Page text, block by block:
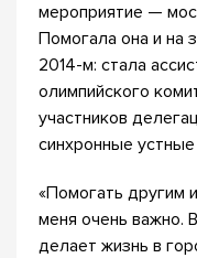
мероприятие —
Помогала она и на
2014-м: стала
олимпийского
участников
синхронные
«Помогать другим
меня очень важно.
делает жизнь в